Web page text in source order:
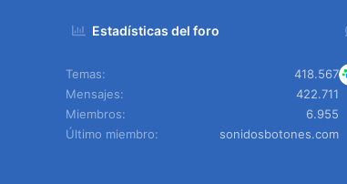
Estadísticas del foro
Temas
418.567
Mensajes
422.711
Miembros
6.955
Último miembro
sonidosbotones.com